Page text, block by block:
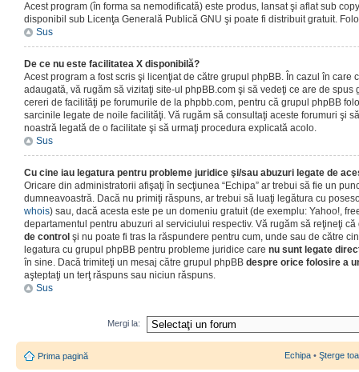
Acest program (în forma sa nemodificată) este produs, lansat şi aflat sub
disponibil sub Licenţa Generală Publică GNU şi poate fi distribuit gratuit.
Sus
De ce nu este facilitatea X disponibilă?
Acest program a fost scris şi licenţiat de către grupul phpBB. În cazul în care
adaugată, vă rugăm să vizitaţi site-ul phpBB.com şi să vedeţi ce are de
cereri de facilităţi pe forumurile de la phpbb.com, pentru că grupul phpBB
sarcinile legate de noile facilităţi. Vă rugăm să consultaţi aceste forumuri şi
noastră legată de o facilitate şi să urmaţi procedura explicată acolo.
Sus
Cu cine iau legatura pentru probleme juridice şi/sau abuzuri legate de
Oricare din administratorii afişaţi în secţiunea “Echipa” ar trebui să fie un
dumneavoastră. Dacă nu primiţi răspuns, ar trebui să luaţi legătura cu
whois) sau, dacă acesta este pe un domeniu gratuit (de exemplu: Yahoo!,
departamentul pentru abuzuri al serviciului respectiv. Vă rugăm să reţineţi
de control şi nu poate fi tras la răspundere pentru cum, unde sau de către
legatura cu grupul phpBB pentru probleme juridice care nu sunt legate
în sine. Dacă trimiteţi un mesaj către grupul phpBB despre orice folosire a
aşteptaţi un terţ răspuns sau niciun răspuns.
Sus
Mergi la:
Prima pagină Echipa • Şterge